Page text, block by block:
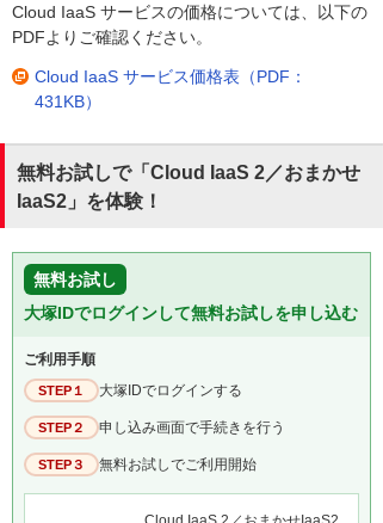
Cloud IaaS サービスの価格については、以下の
PDFよりご確認ください。
Cloud IaaS サービス価格表（PDF：
431KB）
無料お試しで「Cloud IaaS 2／おまかせ
IaaS2」を体験！
無料お試し
大塚IDでログインして無料お試しを申し込む
ご利用手順
STEP１ 大塚IDでログインする
STEP２ 申し込み画面で手続きを行う
STEP３ 無料お試しでご利用開始